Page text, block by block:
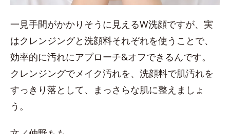
一見手間がかかりそうに見えるW洗顔ですが、実
はクレンジングと洗顔料それぞれを使うことで、
効率的に汚れにアプローチ&オフできるんです。
クレンジングでメイク汚れを、洗顔料で肌汚れを
すっきり落として、まっさらな肌に整えましょ
う。